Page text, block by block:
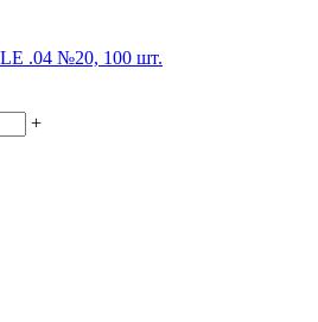
.04 №20, 100 шт.
+